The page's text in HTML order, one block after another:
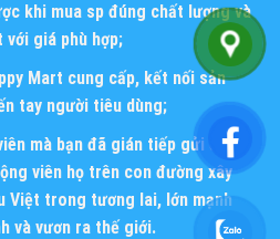
khi mua sp đúng chất lượng và
giá phù hợp;
Mart cung cấp, kết nối sản
tay người tiêu dùng;
mà bạn đã gián tiếp gửi đến
viên họ trên con đường xây
Việt trong tương lai, lớn mạnh
và vươn ra thế giới.